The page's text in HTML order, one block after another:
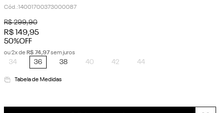
Cód.:14001700373000087
R$ 299,90
R$ 149,95
50%OFF
ou2x de R$ 74,97sem juros
34 36 38 40 42 44
Tabela de Medidas